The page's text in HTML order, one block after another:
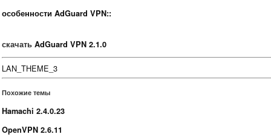
особенности AdGuard VPN::
скачать AdGuard VPN 2.1.0
LAN_THEME_3
Похожие темы
Hamachi 2.4.0.23
OpenVPN 2.6.11